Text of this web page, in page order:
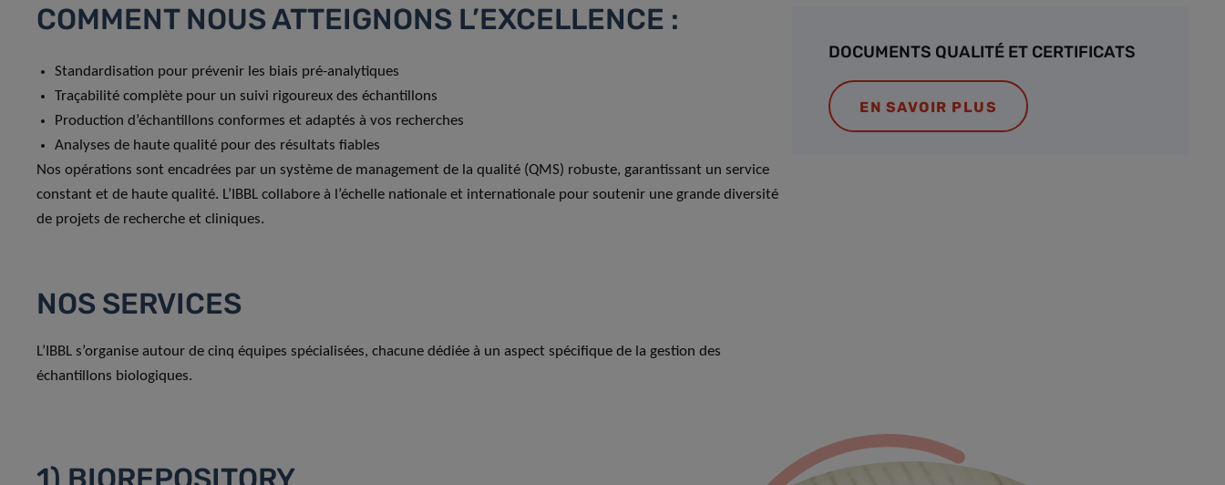
COMMENT NOUS ATTEIGNONS L’EXCELLENCE :
Standardisation pour prévenir les biais pré-analytiques
Traçabilité complète pour un suivi rigoureux des échantillons
Production d’échantillons conformes et adaptés à vos recherches
Analyses de haute qualité pour des résultats fiables
Nos opérations sont encadrées par un système de management de la qualité (QMS) robuste, garantissant un service
constant et de haute qualité. L’IBBL collabore à l’échelle nationale et internationale pour soutenir une grande diversité
de projets de recherche et cliniques.
NOS SERVICES
L’IBBL s’organise autour de cinq équipes spécialisées, chacune dédiée à un aspect spécifique de la gestion des
échantillons biologiques.
DOCUMENTS QUALITÉ ET CERTIFICATS
EN SAVOIR PLUS